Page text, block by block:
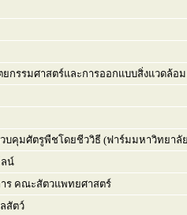
กรรมศาสตร์และการออกแบบสิ่งแวดล้อม
บคุมศัตรูพืชโดยชีววิธี (ฟาร์มมหาวิทยาลั
ลน์
ร คณะสัตวแพทยศาสตร์
สัตว์